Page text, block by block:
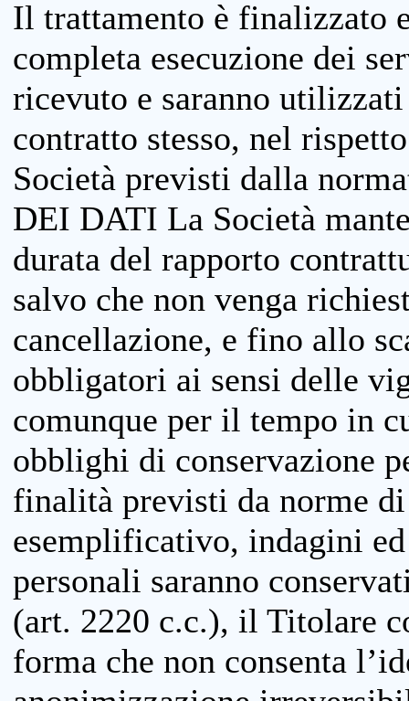
Il trattamento è finalizzato
completa esecuzione dei
ricevuto e saranno
contratto stesso, nel
Società previsti dalla
DEI DATI La Società
durata del rapporto
salvo che non venga
cancellazione, e fino allo
obbligatori ai sensi delle
comunque per il tempo in
obblighi di conservazione
finalità previsti da norme
esemplificativo, indagini
personali saranno
(art. 2220 c.c.), il Titolare
forma che non consenta